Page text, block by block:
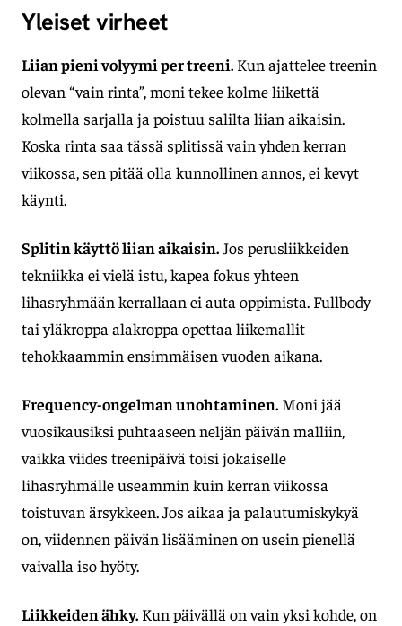
Yleiset virheet
Liian pieni volyymi per treeni. Kun ajattelee treenin
olevan “vain rinta”, moni tekee kolme liikettä
kolmella sarjalla ja poistuu salilta liian aikaisin.
Koska rinta saa tässä splitissä vain yhden kerran
viikossa, sen pitää olla kunnollinen annos, ei kevyt
käynti.
Splitin käyttö liian aikaisin.Jos perusliikkeiden
tekniikka ei vielä istu, kapea fokus yhteen
lihasryhmään kerrallaan ei auta oppimista. Fullbody
tai yläkroppa alakroppa opettaa liikemallit
tehokkaammin ensimmäisen vuoden aikana.
Frequency-ongelman unohtaminen. Moni jää
vuosikausiksi puhtaaseen neljän päivän malliin,
vaikka viides treenipäivä toisi jokaiselle
lihasryhmälle useammin kuin kerran viikossa
toistuvan ärsykkeen. Jos aikaa ja palautumiskykyä
on, viidennen päivän lisääminen on usein pienellä
vaivalla iso hyöty.
Liikkeiden ähky. Kun päivällä on vain yksi kohde, on